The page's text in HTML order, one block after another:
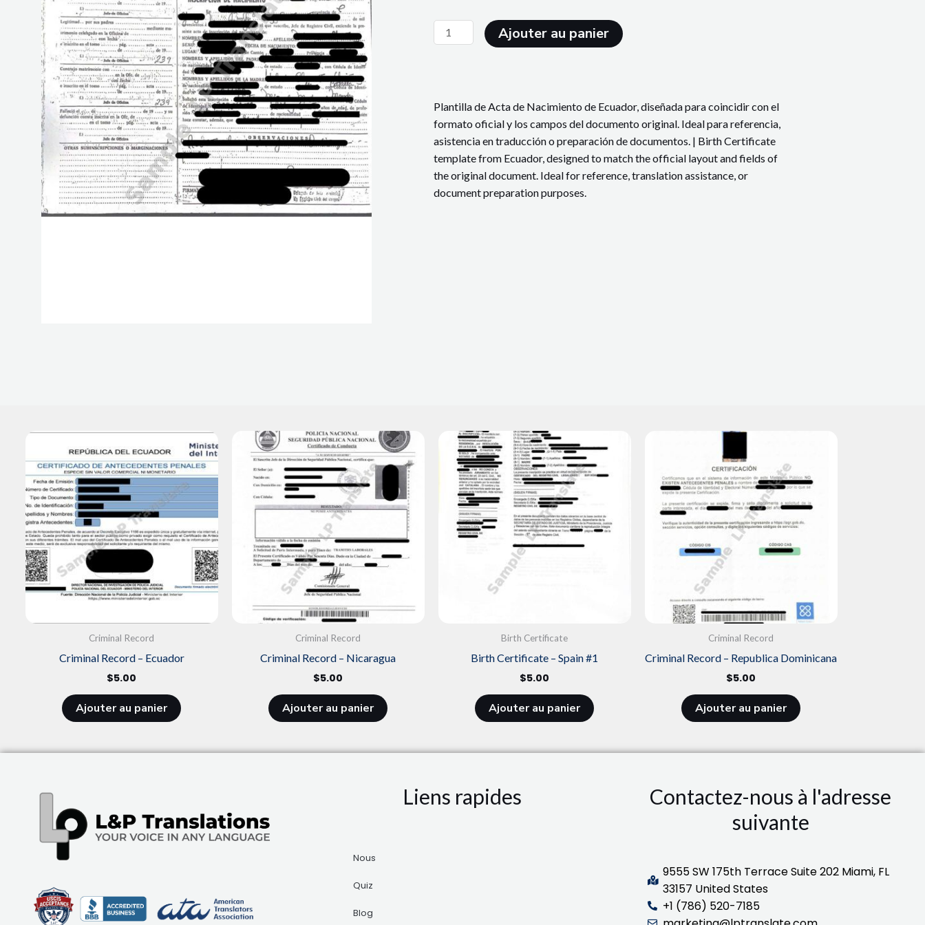
r
s
quantité
de
Ecuador
#3
Ajouter au panier
Plantilla de Acta de Nacimiento de Ecuador, diseñada para coincidir con el
formato oficial y los campos del documento original. Ideal para referencia,
asistencia en traducción o preparación de documentos. | Birth Certificate
template from Ecuador, designed to match the official layout and fields of
the original document. Ideal for reference, translation assistance, or
document preparation purposes.
Criminal Record
Criminal Record – Ecuador
$5.00
Ajouter au panier
Criminal Record
Criminal Record – Nicaragua
$5.00
Ajouter au panier
Birth Certificate
Birth Certificate – Spain #1
$5.00
Ajouter au panier
Criminal Record
Criminal Record – Republica Dominicana
$5.00
Ajouter au panier
Liens rapides
Nous
Quiz
Blog
Contactez-nous à l'adresse
suivante
9555 SW 175th Terrace Suite 202 Miami, FL
33157 United States
+1 (786) 520-7185